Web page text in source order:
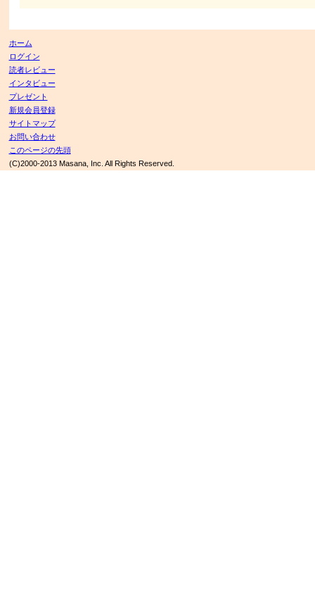
ホーム
ログイン
読者レビュー
インタビュー
プレゼント
新規会員登録
サイトマップ
お問い合わせ
このページの先頭
(C)2000-2013 Masana, Inc. All Rights Reserved.